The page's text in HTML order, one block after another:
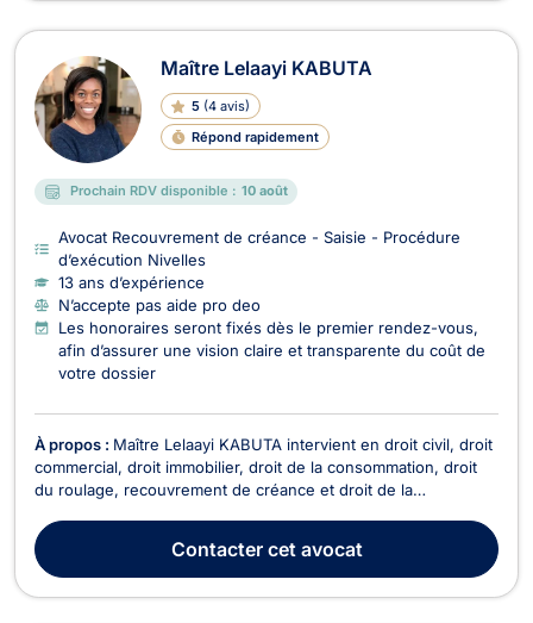
Maître Lelaayi KABUTA
5 (4 avis)
Répond rapidement
Prochain RDV disponible : 10 août
Avocat Recouvrement de créance - Saisie - Procédure
d’exécution Nivelles
13 ans d’expérience
N’accepte pas aide pro deo
Les honoraires seront fixés dès le premier rendez-vous,
afin d’assurer une vision claire et transparente du coût de
votre dossier
À propos : Maître Lelaayi KABUTA intervient en droit civil, droit
commercial, droit immobilier, droit de la consommation, droit
du roulage, recouvrement de créance et droit de la
Nivelles, a débuté son parcours professionnel en 2013 au
Barreau de Bruxelles et a su se forger une r...
Contactercet avocat